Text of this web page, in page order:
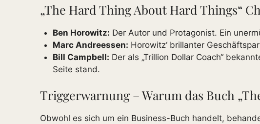
„The Hard Thing About Hard Things“
Ben Horowitz: Der Autor und Protagonist. Ein
Marc Andreessen: Horowitz‘ brillanter
Bill Campbell: Der als „Trillion Dollar Coach“
Seite stand.
Triggerwarnung – Warum das Buch
Obwohl es sich um ein Business-Buch handelt,